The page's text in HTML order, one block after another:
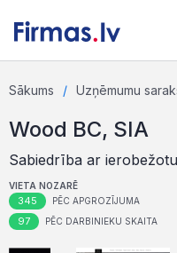
Sākums Uzņēmumu
Wood BC, SIA
Sabiedrība ar
VIETA NOZARĒ
345 PĒC APGROZĪJUMA
97 PĒC DARBINIEKU SKAITA